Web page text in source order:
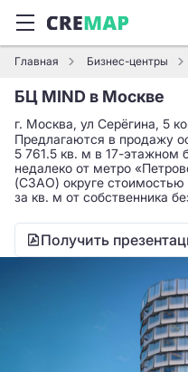
Главная Бизнес-центры
БЦ MIND в Москве
г. Москва, ул Серёгина, 5
Предлагаются в продажу
5 761.5 кв. м в 17-этажном
недалеко от метро
(СЗАО) округе
за кв. м от собственника
Получить